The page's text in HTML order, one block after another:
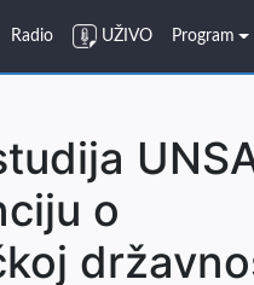
Radio UŽIVO Program
o